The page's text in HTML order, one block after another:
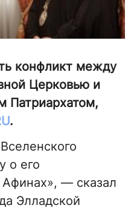
конфликт между
Церковью и
Патриархатом,
.
о его
Афинах», — сказал
Элладской